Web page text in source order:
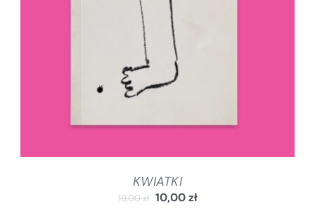
KWIATKI
19,00zł 10,00zł